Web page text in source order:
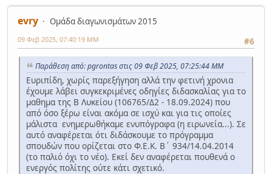
evry
Ομάδα διαγωνισμάτων 2015
#6
09 Φεβ 2025, 07:40:19 ΜΜ
Παράθεση από: pgrontas στις 09 Φεβ 2025, 07:25:44 ΜΜ
Ευριπίδη, χωρίς παρεξήγηση αλλά την φετινή χρονια
έχουμε λάβει συγκεκριμένες οδηγίες διδασκαλίας για το
μαθημα της Β Λυκείου (106765/Δ2 - 18.09.2024) που
από όσο ξέρω είναι ακόμα σε ισχύ και για τις οποίες
μάλιστα ενημερωθήκαμε ενυπόγραφα (η ειρωνεία...). Σε
αυτό αναφέρεται ότι διδάσκουμε το πρόγραμμα
σπουδών που ορίζεται στο Φ.Ε.Κ. Β΄ 934/14.04.2014
(το παλιό όχι το νέο). Εκεί δεν αναφέρεται πουθενά ο
ενεργός πολίτης ούτε κάτι σχετικό.